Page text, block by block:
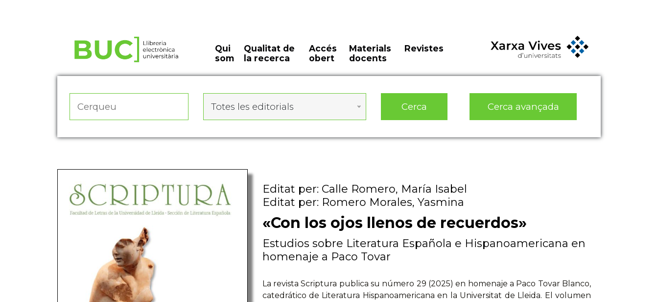
Qui
som
Qualitat de
la recerca
Accés
obert
Materials
docents
Revistes
Totes les editorials Cerca Cerca avançada
Editat per: Calle Romero, María Isabel
Editat per: Romero Morales, Yasmina
«Con los ojos llenos de recuerdos»
Estudios sobre Literatura Española e Hispanoamericana en
homenaje a Paco Tovar
La revista Scriptura publica su número 29 (2025) en homenaje a Paco Tovar Blanco,
catedrático de Literatura Hispanoamericana en la Universitat de Lleida. El volumen